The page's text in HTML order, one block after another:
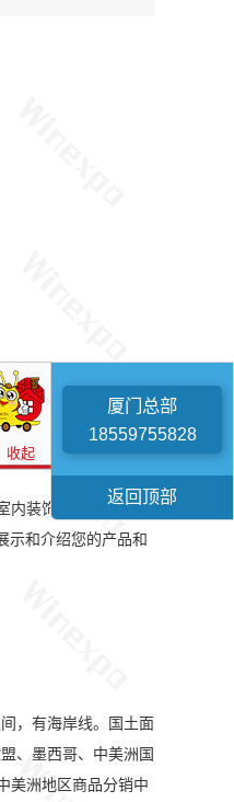
内装饰博览会 (EXPO
示和介绍您的产品和
，有海岸线。国土面
、墨西哥、中美洲国
美洲地区商品分销中
厦门总部
18559755828
返回顶部
收起